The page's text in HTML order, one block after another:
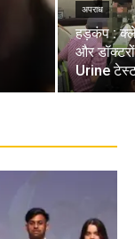
अपराध
हड़कंप :
और
Urine